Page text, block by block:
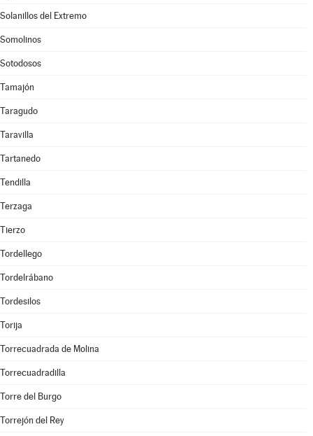
Solanillos del Extremo
Somolinos
Sotodosos
Tamajón
Taragudo
Taravilla
Tartanedo
Tendilla
Terzaga
Tierzo
Tordellego
Tordelrábano
Tordesilos
Torija
Torrecuadrada de Molina
Torrecuadradilla
Torre del Burgo
Torrejón del Rey